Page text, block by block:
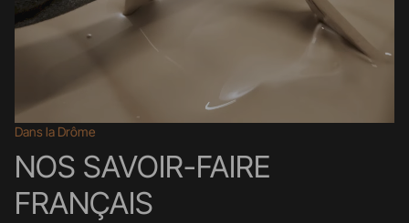
Dans la Drôme
NOS SAVOIR-FAIRE
FRANÇAIS